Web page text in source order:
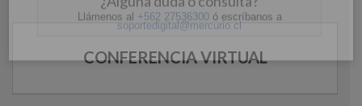
CONFERENCIA VIRTUAL
¿ No tiene una suscripción digital a
Encuentros El Mercurio ?